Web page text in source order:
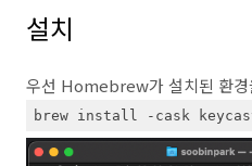
설치
우선 Homebrew가 설치된 환경
brew install -cask